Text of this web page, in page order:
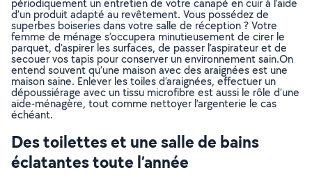
périodiquement un entretien de votre canapé en cuir à l’aide
d’un produit adapté au revêtement. Vous possédez de
superbes boiseries dans votre salle de réception ? Votre
femme de ménage s’occupera minutieusement de cirer le
parquet, d’aspirer les surfaces, de passer l’aspirateur et de
secouer vos tapis pour conserver un environnement sain.On
entend souvent qu’une maison avec des araignées est une
maison saine. Enlever les toiles d’araignées, effectuer un
dépoussiérage avec un tissu microfibre est aussi le rôle d’une
aide-ménagère, tout comme nettoyer l’argenterie le cas
échéant.
Des toilettes et une salle de bains
éclatantes toute l’année